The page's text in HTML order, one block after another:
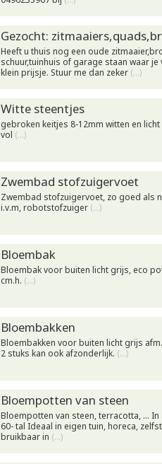
Gezocht:
Heeft u thuis nog een oude
schuur,tuinhuis of garage staan waar je
klein prijsje. Stuur me dan zeker (…)
Witte steentjes
gebroken keitjes 8-12mm witten en
vol (…)
Zwembad stofzuigervoet
Zwembad stofzuigervoet, zo goed als
i.v.m, robotstofzuiger (…)
Bloembak
Bloembak voor buiten licht grijs, eco
cm.h. (…)
Bloembakken
Bloembakken voor buiten licht grijs
2 stuks kan ook afzonderlijk. (…)
Bloempotten van steen
Bloempotten van steen, terracotta, ...
60- tal Ideaal in eigen tuin, horeca,
bruikbaar in (…)